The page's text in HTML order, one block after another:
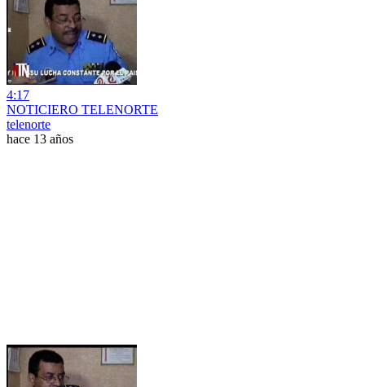
4:17
NOTICIERO TELENORTE
telenorte
hace 13 años